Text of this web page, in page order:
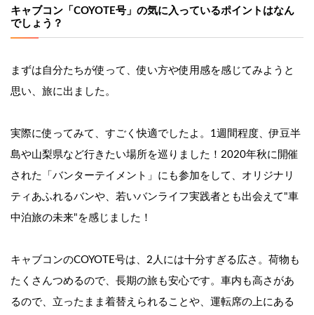
キャブコン「COYOTE号」の気に入っているポイントはなん
でしょう？
まずは自分たちが使って、使い方や使用感を感じてみようと
思い、旅に出ました。
実際に使ってみて、すごく快適でしたよ。1週間程度、伊豆半
島や山梨県など行きたい場所を巡りました！2020年秋に開催
された「バンターテイメント」にも参加をして、オリジナリ
ティあふれるバンや、若いバンライフ実践者とも出会えて"車
中泊旅の未来"を感じました！
キャブコンのCOYOTE号は、2人には十分すぎる広さ。荷物も
たくさんつめるので、長期の旅も安心です。車内も高さがあ
るので、立ったまま着替えられることや、運転席の上にある